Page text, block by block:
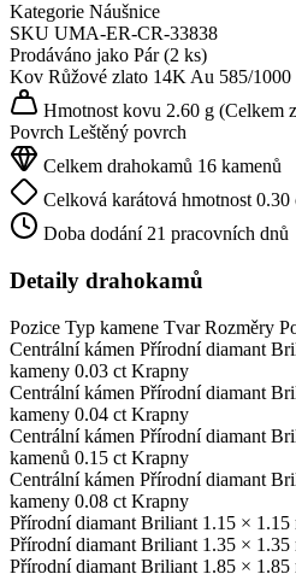
Kategorie Náušnice
SKU UMA-ER-CR-33838
Prodáváno jako Pár (2 ks)
Kov Růžové zlato 14KAu 585/1000
Hmotnost kovu 2.60 g (Celkem
Povrch Leštěný povrch
Celkem drahokamů 16 kamenů
Celková karátová hmotnost 0.30
Doba dodání 21 pracovních dnů
Detaily drahokamů
Pozice Typ kamene Tvar Rozměry
Centrální kámen Přírodní diamant
kameny 0.03 ct Krapny
Centrální kámen Přírodní diamant
kameny 0.04 ct Krapny
Centrální kámen Přírodní diamant
kamenů 0.15 ct Krapny
Centrální kámen Přírodní diamant
kameny 0.08 ct Krapny
Přírodní diamant Briliant 1.15 × 1.15
Přírodní diamant Briliant 1.35 × 1.35
Přírodní diamant Briliant 1.85 × 1.85